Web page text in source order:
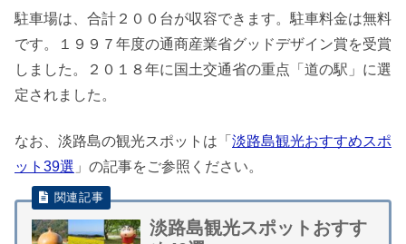
駐車場は、合計２００台が収容できます。駐車料金は無料
です。１９９７年度の通商産業省グッドデザイン賞を受賞
しました。２０１８年に国土交通省の重点「道の駅」に選
定されました。
なお、淡路島の観光スポットは「 淡路島観光おすすめスポ
ット39選 」の記事をご参照ください。
淡路島観光スポットおすす